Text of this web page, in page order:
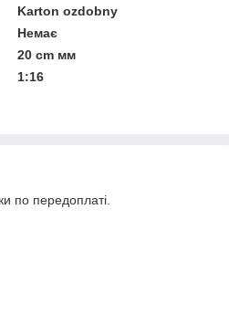
Karton ozdobny
Немає
20 cm мм
1:16
по передоплаті.